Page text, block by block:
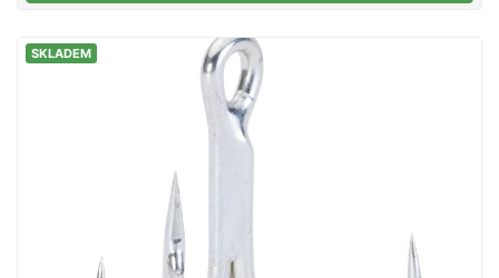
K dispozici jsou různé modely, které jsou
přizpůsobeny příslušné oblasti použití. Přesvědčte
se sami o vynikající kvalitě těchto háčků. Balení: 5 ks
Velikost: 3/0 Vysoce uhlíková ocel Dlouhotrvající
SKLADEM